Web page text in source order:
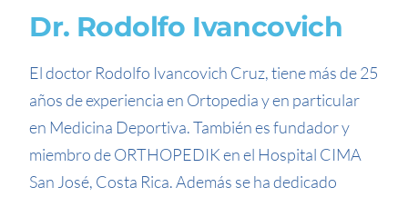
Dr. Rodolfo Ivancovich
El doctor Rodolfo Ivancovich Cruz, tiene más de 25
años de experiencia en Ortopedia y en particular
en Medicina Deportiva. También es fundador y
miembro de ORTHOPEDIK en el Hospital CIMA
San José, Costa Rica. Además se ha dedicado